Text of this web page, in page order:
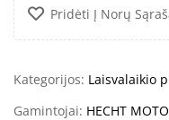
Pridėti Į Norų
Kategorijos: Laisvalaikio
Gamintojai: HECHT